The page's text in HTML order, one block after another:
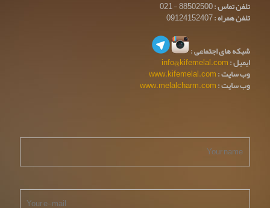
تلفن تماس :
تلفن همراه :
شبکه های اجتماعی :
ایمیل :info@kifemelal.com
وب سایت :www.kifemelal.com
وب سایت :www.melalcharm.com